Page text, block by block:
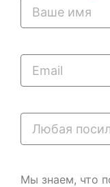
Мы знаем, что